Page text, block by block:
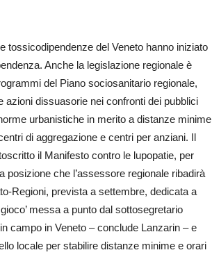
tossicodipendenze del Veneto hanno iniziato
Anche la legislazione regionale è
del Piano sociosanitario regionale,
azioni dissuasorie nei confronti dei pubblici
urbanistiche in merito a distanze minime
di aggregazione e centri per anziani. Il
il Manifesto contro le lupopatie, per
posizione che l’assessore regionale ribadirà
Regioni, prevista a settembre, dedicata a
messa a punto dal sottosegretario
campo in Veneto – conclude Lanzarin – e
locale per stabilire distanze minime e orari